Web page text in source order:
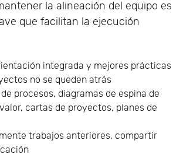
la alineación del equipo es
que facilitan la ejecución
integrada y mejores prácticas
no se queden atrás
procesos, diagramas de espina de
cartas de proyectos, planes de
trabajos anteriores, compartir